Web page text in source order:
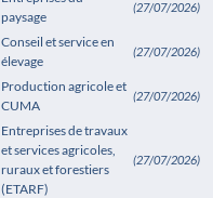
paysage
(27/07/2026)
Conseil et service en
élevage
(27/07/2026)
Production agricole et
CUMA
(27/07/2026)
Entreprises de travaux
et services agricoles,
ruraux et forestiers
(ETARF)
(27/07/2026)